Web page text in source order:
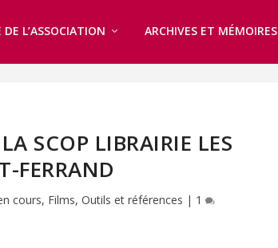
DE L’ASSOCIATION ARCHIVES ET MÉMOIRES
SCOP LIBRAIRIE LES
FERRAND
cours, Films,Outils et références | 1